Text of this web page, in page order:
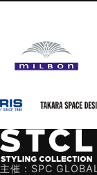
主催：SPC